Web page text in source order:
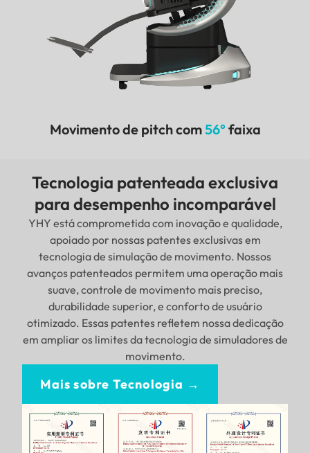
Movimento de pitch com56°faixa
Tecnologia patenteada exclusiva
para desempenho incomparável
YHY está comprometida com inovação e qualidade,
apoiado por nossas patentes exclusivas em
tecnologia de simulação de movimento. Nossos
avanços patenteados permitem uma operação mais
suave, controle de movimento mais preciso,
durabilidade superior, e conforto de usuário
otimizado. Essas patentes refletem nossa dedicação
em ampliar os limites da tecnologia de simuladores de
movimento.
Mais sobre Tecnologia →